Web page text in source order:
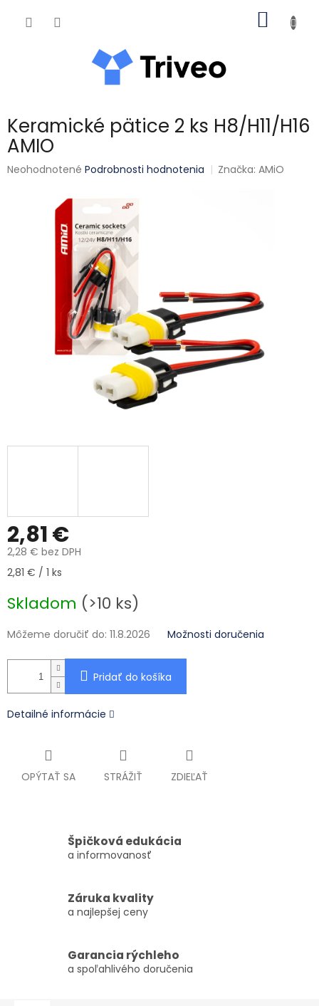
Keramické pätice 2 ks H8/H11/H16
AMIO
Priemerné hodnotenie produktu je 0,0 z 5 hviezdičiek.
Neohodnotené Podrobnosti hodnotenia Značka:AMiO
2,81 €
2,28 € bez DPH
Jednotková cena:
2,81 € / 1 ks
Skladom (>10 ks)
Môžeme doručiť do: 11.8.2026 Možnosti doručenia
Pridať do košíka
Detailné informácie
OPÝTAŤ SA STRÁŽIŤ ZDIEĽAŤ
Špičková edukácia
a informovanosť
Záruka kvality
a najlepšej ceny
Garancia rýchleho
a spoľahlivého doručenia